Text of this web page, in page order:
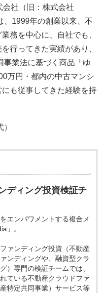
社（旧：株式会社
、1999年の創業以来、不
務を中心に、自社でも、
行ってきた実績があり、
事業法に基づく商品「ゆ
万円・都内の中古マンシ
も従事してきた経験を持
）
ディング投資検証チ
エンパワメントする複合メ
」。
ァンディング投資（不動産
ンディングや、融資型クラ
）専門の検証チームでは、
ている不動産クラウドファ
特定共同事業）サービス等